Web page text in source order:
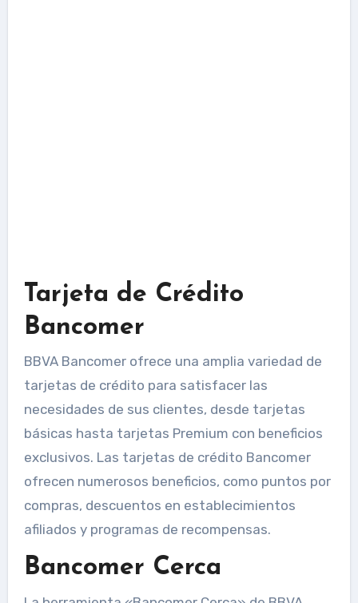
Tarjeta de Crédito
Bancomer
BBVA Bancomer ofrece una amplia variedad de
tarjetas de crédito para satisfacer las
necesidades de sus clientes, desde tarjetas
básicas hasta tarjetas Premium con beneficios
exclusivos. Las tarjetas de crédito Bancomer
ofrecen numerosos beneficios, como puntos por
compras, descuentos en establecimientos
afiliados y programas de recompensas.
Bancomer Cerca